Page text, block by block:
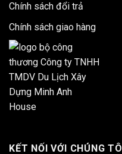
Chính sách đổi trả
Chính sách giao hàng
KẾT NỐI VỚI CHÚNG TÔI